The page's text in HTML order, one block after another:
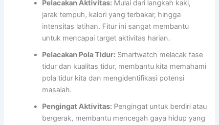
Pelacakan Aktivitas: Mulai dari langkah kaki,
jarak tempuh, kalori yang terbakar, hingga
intensitas latihan. Fitur ini sangat membantu
untuk mencapai target aktivitas harian.
Pelacakan Pola Tidur: Smartwatch melacak fase
tidur dan kualitas tidur, membantu kita memahami
pola tidur kita dan mengidentifikasi potensi
masalah.
Pengingat Aktivitas: Pengingat untuk berdiri atau
bergerak, membantu mencegah gaya hidup yang